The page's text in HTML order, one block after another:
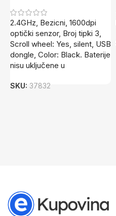
2.4GHz, Bezicni, 1600dpi
optički senzor, Broj tipki 3,
Scroll wheel: Yes, silent, USB
dongle, Color: Black. Baterije
nisu uključene u
SKU: 37832